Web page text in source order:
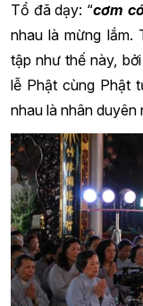
Tổ đã dạy: “cơm
nhau là mừng lắm.
tập như thế này,
lễ Phật cùng Phật
nhau là nhân duyên